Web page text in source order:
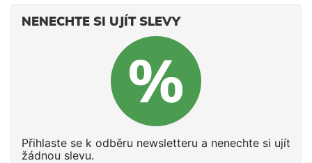
NENECHTE SI UJÍT SLEVY
Přihlaste se k odběru newsletteru a nenechte si ujít
žádnou slevu.